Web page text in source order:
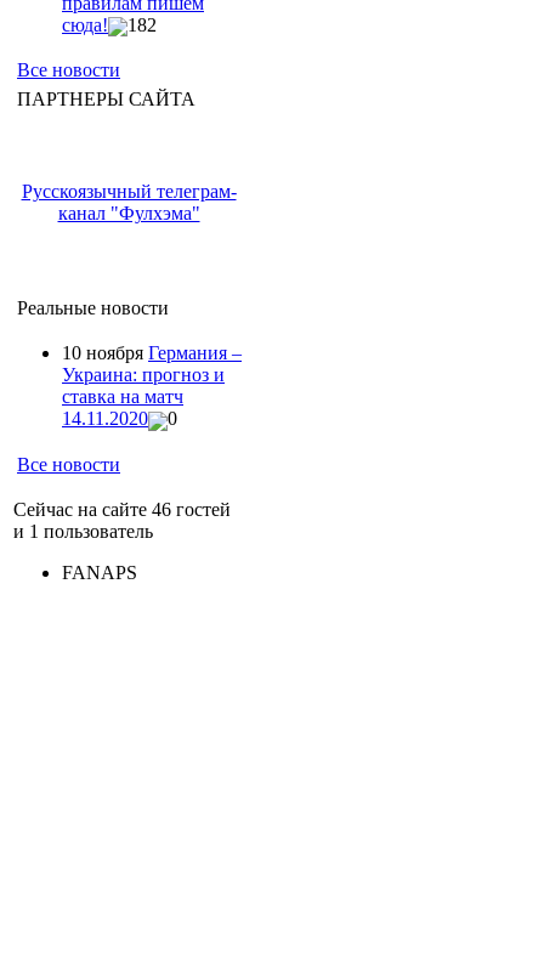
сюда!
182
Все новости
ПАРТНЕРЫ САЙТА
Русскоязычный телеграм-
канал "Фулхэма"
Реальные новости
10 ноября Германия –
Украина: прогноз и
ставка на матч
14.11.2020
0
Все новости
Сейчас на сайте 46 гостей
и 1 пользователь
FANAPS